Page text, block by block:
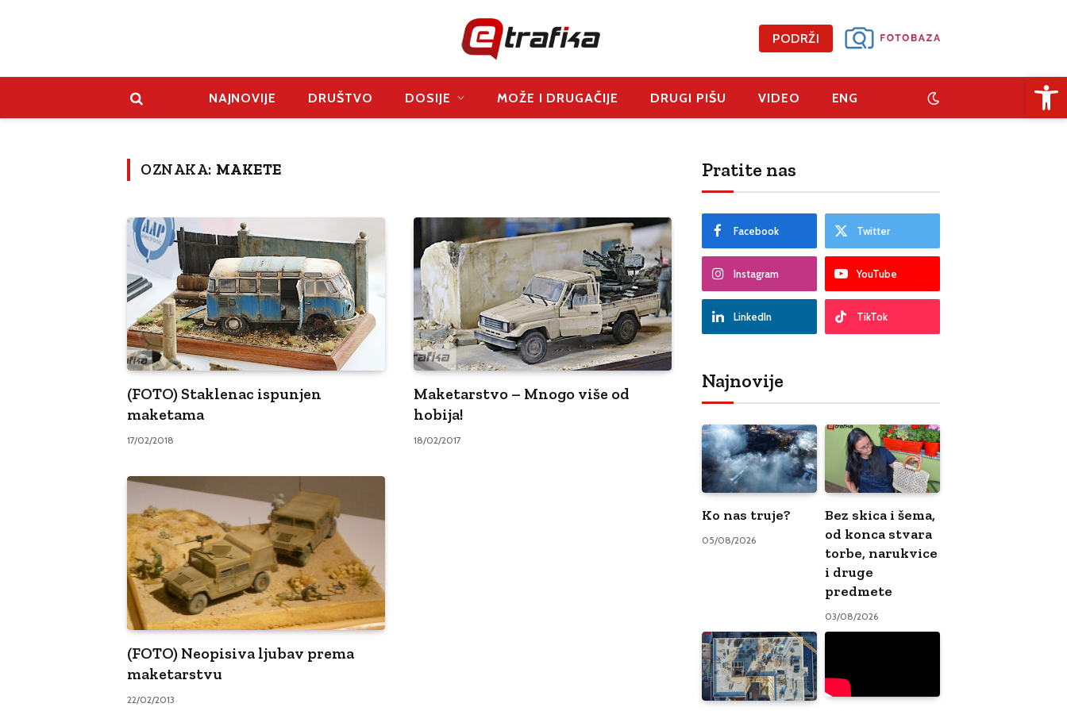
PODRŽI
NAJNOVIJE DRUŠTVO DOSIJE MOŽE I DRUGAČIJE DRUGI PIŠU VIDEO ENG
OZNAKA: MAKETE
(FOTO) Staklenac ispunjen
maketama
17/02/2018
Maketarstvo – Mnogo više od
hobija!
18/02/2017
(FOTO) Neopisiva ljubav prema
maketarstvu
22/02/2013
Pratite nas
Facebook Twitter
Instagram YouTube
LinkedIn TikTok
Najnovije
Ko nas truje?
05/08/2026
Bez skica i šema,
od konca stvara
torbe, narukvice
i druge
predmete
03/08/2026